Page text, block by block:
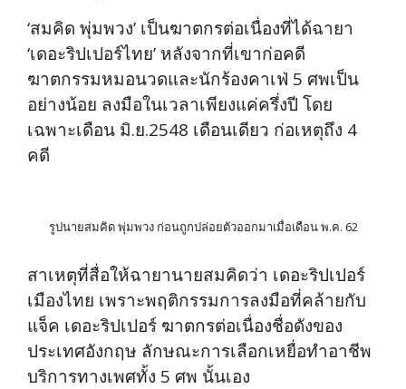
‘สมคิด พุ่มพวง’ เป็นฆาตกรต่อเนื่องที่ได้ฉายา
‘เดอะริปเปอร์ไทย’ หลังจากที่เขาก่อคดี
ฆาตกรรมหมอนวดและนักร้องคาเฟ่ 5 ศพเป็น
อย่างน้อย ลงมือในเวลาเพียงแค่ครึ่งปี โดย
เฉพาะเดือน มิ.ย.2548 เดือนเดียว ก่อเหตุถึง 4
คดี
รูปนายสมคิด พุ่มพวง ก่อนถูกปล่อยตัวออกมาเมื่อเดือน พ.ค. 62
สาเหตุที่สื่อให้ฉายานายสมคิดว่า เดอะริปเปอร์
เมืองไทย เพราะพฤติกรรมการลงมือที่คล้ายกับ
แจ็ค เดอะริปเปอร์ ฆาตกรต่อเนื่องชื่อดังของ
ประเทศอังกฤษ ลักษณะการเลือกเหยื่อทำอาชีพ
บริการทางเพศทั้ง 5 ศพ นั้นเอง